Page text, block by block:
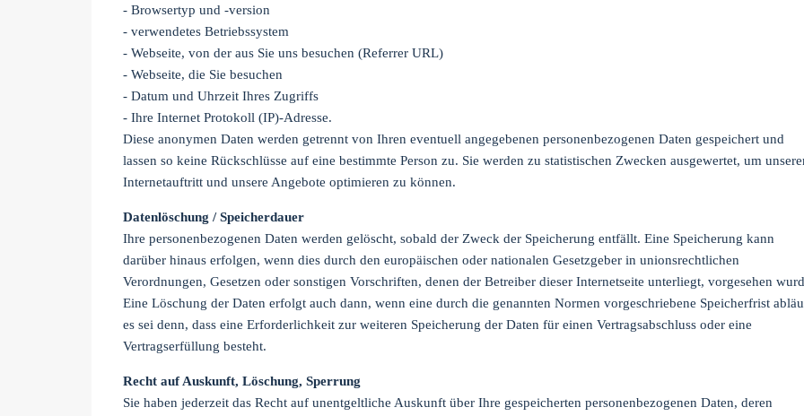
- Browsertyp und -version
- verwendetes Betriebssystem
- Webseite, von der aus Sie uns besuchen (Referrer URL)
- Webseite, die Sie besuchen
- Datum und Uhrzeit Ihres Zugriffs
- Ihre Internet Protokoll (IP)-Adresse.
Diese anonymen Daten werden getrennt von Ihren eventuell angegebenen personenbezogenen Daten gespeichert und
lassen so keine Rückschlüsse auf eine bestimmte Person zu. Sie werden zu statistischen Zwecken ausgewertet, um
Internetauftritt und unsere Angebote optimieren zu können.
Datenlöschung / Speicherdauer
Ihre personenbezogenen Daten werden gelöscht, sobald der Zweck der Speicherung entfällt. Eine Speicherung kann
darüber hinaus erfolgen, wenn dies durch den europäischen oder nationalen Gesetzgeber in unionsrechtlichen
Verordnungen, Gesetzen oder sonstigen Vorschriften, denen der Betreiber dieser Internetseite unterliegt, vorgesehen
Eine Löschung der Daten erfolgt auch dann, wenn eine durch die genannten Normen vorgeschriebene Speicherfrist
es sei denn, dass eine Erforderlichkeit zur weiteren Speicherung der Daten für einen Vertragsabschluss oder eine
Vertragserfüllung besteht.
Recht auf Auskunft, Löschung, Sperrung
Sie haben jederzeit das Recht auf unentgeltliche Auskunft über Ihre gespeicherten personenbezogenen Daten, deren